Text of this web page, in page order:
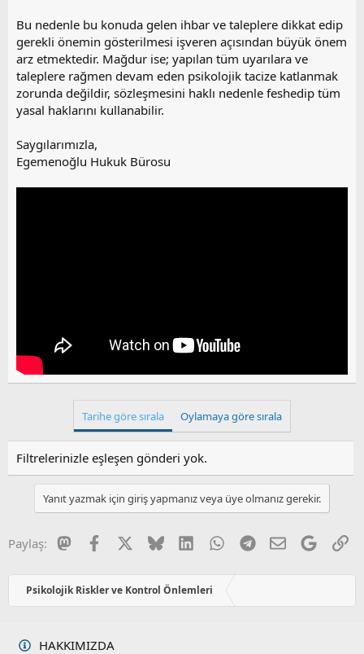
Bu nedenle bu konuda gelen ihbar ve taleplere dikkat edip
gerekli önemin gösterilmesi işveren açısından büyük önem
arz etmektedir. Mağdur ise; yapılan tüm uyarılara ve
taleplere rağmen devam eden psikolojik tacize katlanmak
zorunda değildir, sözleşmesini haklı nedenle feshedip tüm
yasal haklarını kullanabilir.
Saygılarımızla,
Egemenoğlu Hukuk Bürosu
Tarihe göre sırala Oylamaya göre sırala
Filtrelerinizle eşleşen gönderi yok.
Yanıt yazmak için giriş yapmanız veya üye olmanız gerekir.
Paylaş: MastodonFacebook BlueskyLinkedInWhatsAppTelegram
E-postaGoogle
Psikolojik Riskler ve Kontrol Önlemleri
HAKKIMIZDA